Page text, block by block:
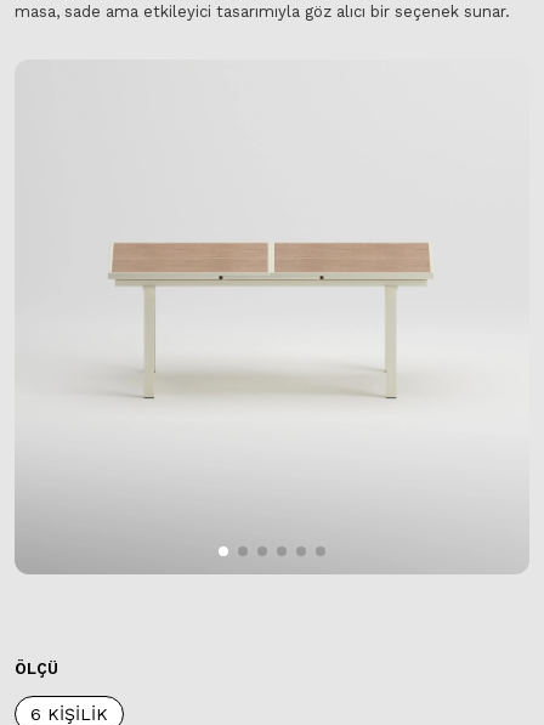
masa, sade ama etkileyici tasarımıyla göz alıcı bir seçenek sunar.
ÖLÇÜ
6 KİŞİLİK